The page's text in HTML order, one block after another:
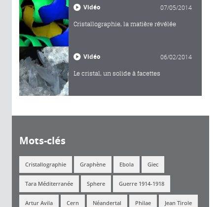
Vidéo 07/05/2014
Cristallographie, la matière révélée
Vidéo 06/02/2014
Le cristal, un solide à facettes
Mots-clés
Cristallographie Graphène Ebola Giec
Tara Méditerranée Sphere Guerre 1914-1918
Artur Avila Cern Néandertal Philae Jean Tirole